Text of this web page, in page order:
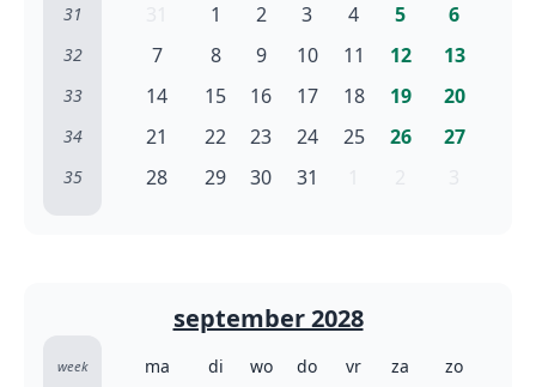
31 1 2 3 4 5 6
32 7 8 9 10 11 12 13
33 14 15 16 17 18 19 20
34 21 22 23 24 25 26 27
35 28 29 30 31
september 2028
week ma di wo do vr za zo